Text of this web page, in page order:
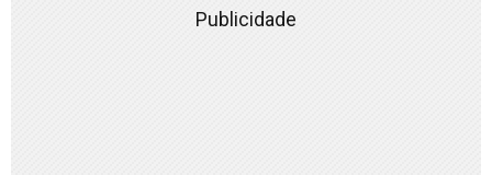
Publicidade